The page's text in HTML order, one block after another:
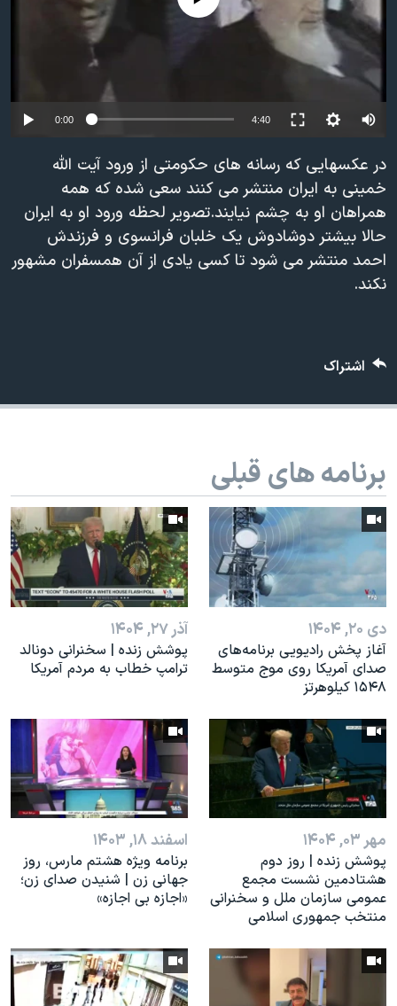
فرهنگ و زندگی
حقوق شهروندی
اقتصادی
علم و فناوری
گالری عکس
آرشیو پخش زنده
مستندها
انتخابات ریاست جمهوری آمریکا ۲۰۲۴
حمله جمهوری اسلامی به اسرائیل
رمز مهسا
اعتراضات زن، زندگی، آزادی
مجموعه مستندهای دادخواهی
تریبونال مردمی آبان ۹۸
دادگاه حمید نوری
اعتراضات مردمی آبان ۹۸
همایش محافظه‌کاران آمریکا «سی‌پک»
صفحه‌های ویژه
سفر پرزیدنت ترامپ به چین
دنبال کنید
0:00 4:40
در عکسهایی که رسانه های حکومتی از ورود آیت الله
خمینی به ایران منتشر می کنند سعی شده که همه
همراهان او به چشم نیایند.تصویر لحظه ورود او به ایران
حالا بیشتر دوشادوش یک خلبان فرانسوی و فرزندش
احمد منتشر می شود تا کسی یادی از آن همسفران مشهور
نکند.
اشتراک
برنامه های قبلی
دی ۲۰, ۱۴۰۴
آغاز پخش رادیویی برنامه‌های
صدای آمریکا روی موج متوسط
۱۵۴۸ کیلوهرتز
آذر ۲۷, ۱۴۰۴
پوشش زنده | سخنرانی دونالد
ترامپ خطاب به مردم آمریکا
مهر ۰۳, ۱۴۰۴
پوشش زنده | روز دوم
هشتادمین نشست مجمع
عمومی سازمان ملل و سخنرانی
منتخب جمهوری اسلامی
اسفند ۱۸, ۱۴۰۳
برنامه ویژه هشتم مارس، روز
جهانی زن | شنیدن صدای زن؛
«اجازه بی اجازه»